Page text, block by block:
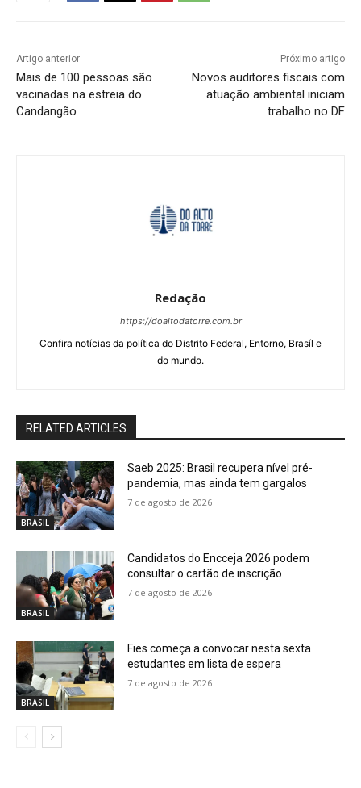
Artigo anterior
Mais de 100 pessoas são
vacinadas na estreia do
Candangão
Próximo artigo
Novos auditores fiscais com
atuação ambiental iniciam
trabalho no DF
Redação
https://doaltodatorre.com.br
Confira notícias da política do Distrito Federal, Entorno, Brasíl e
do mundo.
RELATED ARTICLES
BRASIL
Saeb 2025: Brasil recupera nível pré-
pandemia, mas ainda tem gargalos
7 de agosto de 2026
BRASIL
Candidatos do Encceja 2026 podem
consultar o cartão de inscrição
7 de agosto de 2026
BRASIL
Fies começa a convocar nesta sexta
estudantes em lista de espera
7 de agosto de 2026